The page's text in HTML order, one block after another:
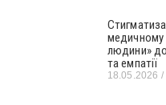
медичному
людини» до
та емпатії
18.05.2026